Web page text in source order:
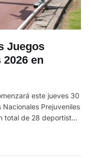
Juegos
en
este jueves 30
Prejuveniles
total de 28 deportistas
la provincia en la
principales figuras